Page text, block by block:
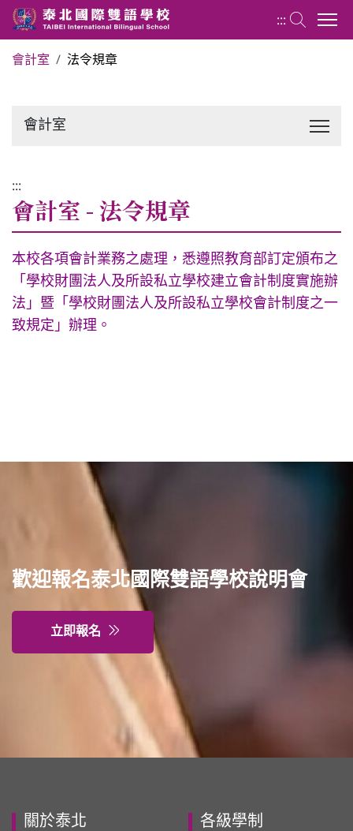
會計室 法令規章
會計室
:::
會計室 - 法令規章
本校各項會計業務之處理，悉遵照教育部訂定頒布之
「學校財團法人及所設私立學校建立會計制度實施辦
法」暨「學校財團法人及所設私立學校會計制度之一
致規定」辦理。
歡迎報名泰北國際雙語學校說明會
立即報名
關於泰北 各級學制
:::
最新消息
行事曆
招生專區
雙語國中部
招生網站